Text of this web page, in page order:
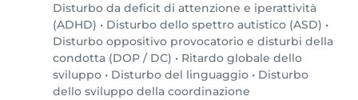
Disturbo da deficit di attenzione e iperattività
(ADHD) • Disturbo dello spettro autistico (ASD) •
Disturbo oppositivo provocatorio e disturbi della
condotta (DOP / DC) • Ritardo globale dello
sviluppo • Disturbo del linguaggio • Disturbo
dello sviluppo della coordinazione